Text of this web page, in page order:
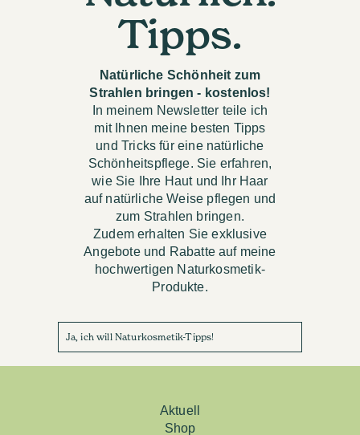
Tipps.
Natürliche Schönheit zum
Strahlen bringen - kostenlos!
In meinem Newsletter teile ich
mit Ihnen meine besten Tipps
und Tricks für eine natürliche
Schönheitspflege. Sie erfahren,
wie Sie Ihre Haut und Ihr Haar
auf natürliche Weise pflegen und
zum Strahlen bringen.
Zudem erhalten Sie exklusive
Angebote und Rabatte auf meine
hochwertigen Naturkosmetik-
Produkte.
Ja, ich will Naturkosmetik-Tipps!
Aktuell
Shop